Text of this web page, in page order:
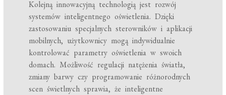
Kolejną innowacyjną technologią jest rozwój
systemów inteligentnego oświetlenia. Dzięki
zastosowaniu specjalnych sterowników i aplikacji
mobilnych, użytkownicy mogą indywidualnie
kontrolować parametry oświetlenia w swoich
domach. Możliwość regulacji natężenia światła,
zmiany barwy czy programowanie różnorodnych
scen świetlnych sprawia, że inteligentne